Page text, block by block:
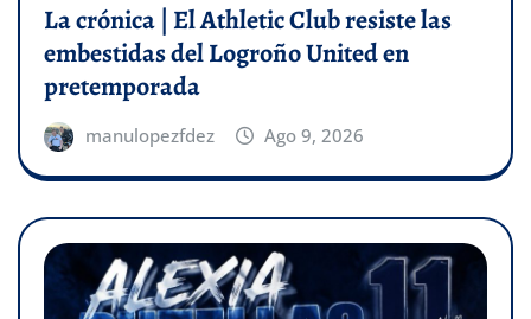
La crónica | El Athletic Club resiste las
embestidas del Logroño United en
pretemporada
manulopezfdez Ago 9, 2026